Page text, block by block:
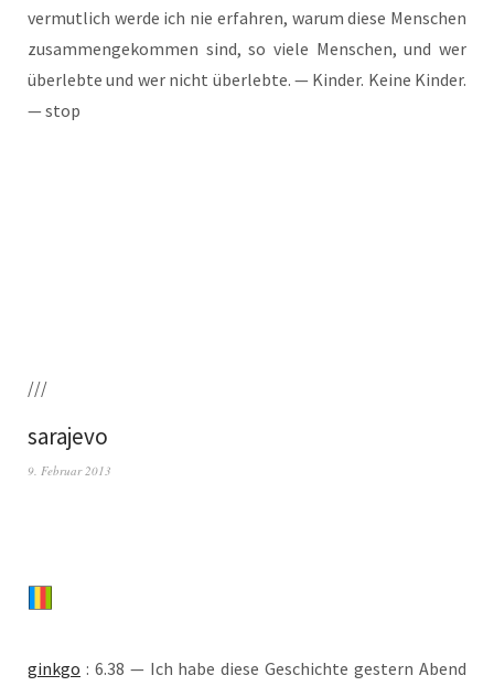
ver­mut­lich wer­de ich nie erfah­ren, war­um die­se Men­schen
zusam­men­ge­kom­men sind, so vie­le Men­schen, und wer
über­leb­te und wer nicht über­leb­te. — Kin­der. Kei­ne Kin­der.
— stop
///
sarajevo
9. Februar 2013
gink­go : 6.38 — Ich habe die­se Geschich­te ges­tern Abend